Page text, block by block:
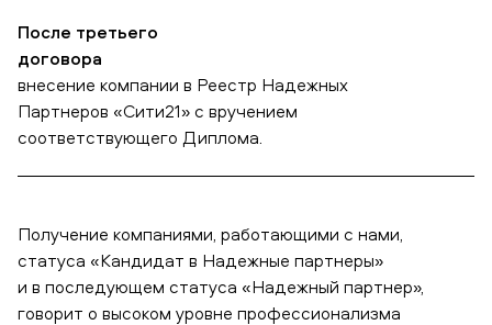
После третьего
договора
внесение компании в Реестр Надежных
Партнеров «Сити21» с вручением
соответствующего Диплома.
Получение компаниями, работающими с нами,
статуса «Кандидат в Надежные партнеры»
и в последующем статуса «Надежный партнер»,
говорит о высоком уровне профессионализма